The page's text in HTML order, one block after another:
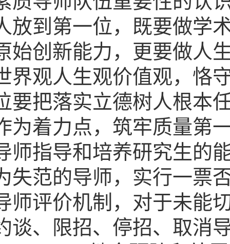
放到第一位，既要做学
始创新能力，更要做人
界观人生观价值观，恪
要把落实立德树人根本
为着力点，筑牢质量第
师指导和培养研究生的
失范的导师，实行一票
师评价机制，对于未能
谈、限招、停招、取消